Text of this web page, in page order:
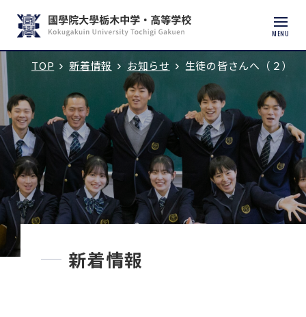
MENU
入試説明会・学校見学
学校紹介
中学校
高等学校
高校入試新着情報
TOP 新着情報 お知らせ 生徒の皆さんへ（２）